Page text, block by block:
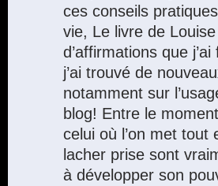
ces conseils
vie, Le livre de
d’affirmations que
j’ai trouvé de
notamment sur
blog! Entre le
celui où l’on met
lacher prise sont
à développer son